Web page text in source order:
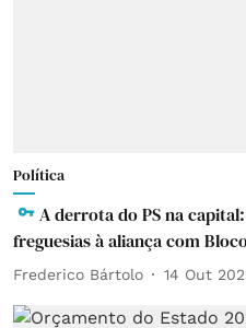
Política
A derrota do PS na
freguesias à aliança com
Frederico Bártolo 14 Out